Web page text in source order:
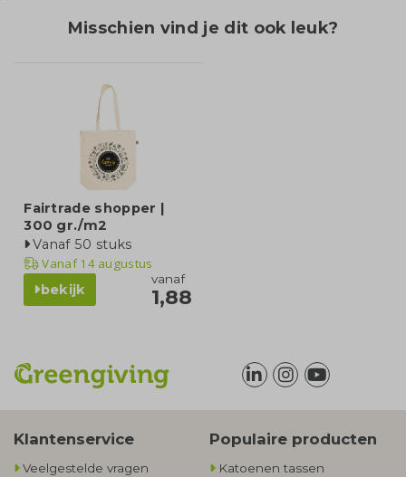
Misschien vind je dit ook leuk?
Fairtrade shopper |
300 gr./m2
Vanaf 50 stuks
Vanaf14 augustus
bekijk
vanaf
1,88
Klantenservice
Veelgestelde vragen
Populaire producten
Katoenen tassen